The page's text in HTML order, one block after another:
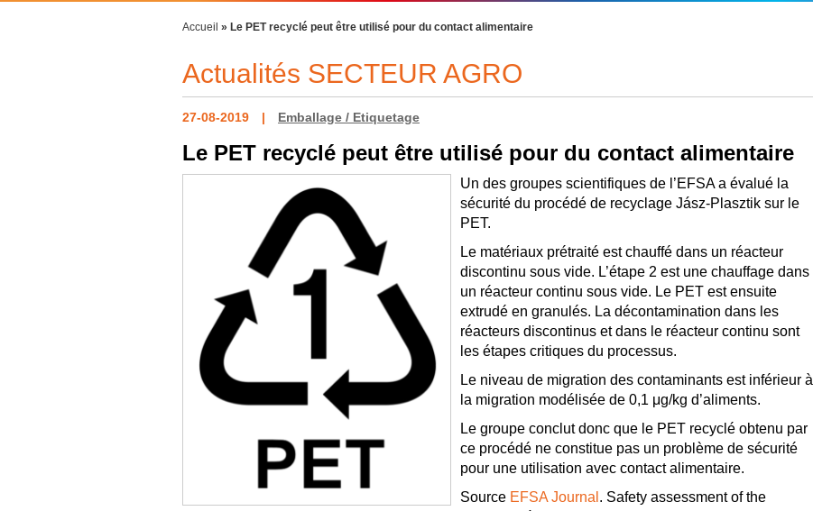
Accueil » Le PET recyclé peut être utilisé pour du contact alimentaire
Actualités SECTEUR AGRO
27-08-2019 Emballage / Etiquetage
Le PET recyclé peut être utilisé pour du contact alimentaire
Un des groupes scientifiques de l’EFSA a évalué la
sécurité du procédé de recyclage Jász-Plasztik sur le
PET.
Le matériaux prétraité est chauffé dans un réacteur
discontinu sous vide. L’étape 2 est une chauffage dans
un réacteur continu sous vide. Le PET est ensuite
extrudé en granulés. La décontamination dans les
réacteurs discontinus et dans le réacteur continu sont
les étapes critiques du processus.
Le niveau de migration des contaminants est inférieur à
la migration modélisée de 0,1 μg/kg d’aliments.
Le groupe conclut donc que le PET recyclé obtenu par
ce procédé ne constitue pas un problème de sécurité
pour une utilisation avec contact alimentaire.
Source EFSA Journal . Safety assessment of the